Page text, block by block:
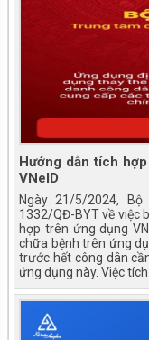
Hướng dẫn tích
VNeID
Ngày 21/5/2024,
1332/QĐ-BYT về việc
hợp trên ứng dụng
chữa bệnh trên ứng
trước hết công dân
ứng dụng này. Việc